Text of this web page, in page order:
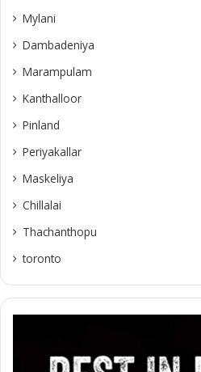
Mylani
Dambadeniya
Marampulam
Kanthalloor
Pinland
Periyakallar
Maskeliya
Chillalai
Thachanthopu
toronto